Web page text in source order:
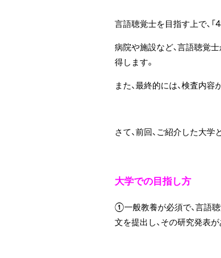
言語聴覚士を目指す上で、
病院や施設など、言語聴覚
得します。
また、最終的には、検査内
さて、前回、ご紹介した大
大学での目指し方
①一般教養が必須で、言語
文を提
③座学が